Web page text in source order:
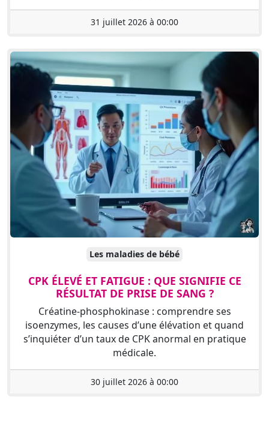
31 juillet 2026 à 00:00
Les maladies de bébé
CPK ÉLEVÉ ET FATIGUE : QUE SIGNIFIE CE
RÉSULTAT DE PRISE DE SANG ?
Créatine-phosphokinase : comprendre ses
isoenzymes, les causes d’une élévation et quand
s’inquiéter d’un taux de CPK anormal en pratique
médicale.
30 juillet 2026 à 00:00